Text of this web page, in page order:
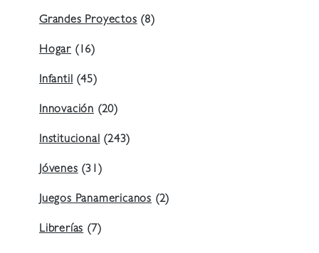
Grandes Proyectos(8)
Hogar (16)
Infantil(45)
Innovación (20)
Institucional(243)
Jóvenes(31)
Juegos Panamericanos (2)
Librerías(7)